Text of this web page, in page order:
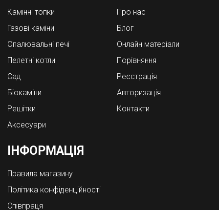
Камінні топки
Газові каміни
Опалювальні печі
Пелетні котли
Cад
Біокаміни
Решітки
Аксесуари
Про нас
Блог
Онлайн матеріали
Порівняння
Реєстрація
Авторизація
Контакти
ІНФОРМАЦІЯ
Правила магазину
Політика конфіденційності
Співпраця